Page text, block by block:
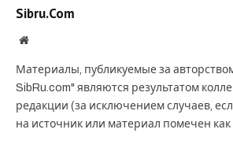
Sibru.Com
Website
Материалы, публикуемые за
SibRu.com" являются результатом
редакции (за исключением случаев,
на источник или материал помечен